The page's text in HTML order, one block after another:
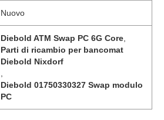
Nuovo
Diebold ATM Swap PC 6G Core
Parti di ricambio per bancomat
Diebold Nixdorf
Diebold 01750330327 Swap modulo
PC